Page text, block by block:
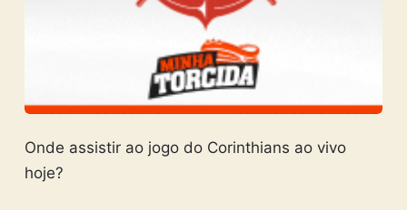
Onde assistir ao jogo do Corinthians ao vivo
hoje?